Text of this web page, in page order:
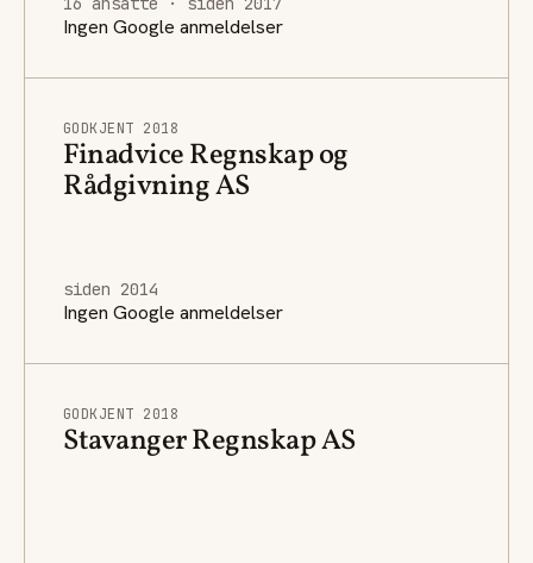
Ingen Google anmeldelser
GODKJENT 2018
Finadvice Regnskap og
Rådgivning AS
siden 2014
Ingen Google anmeldelser
GODKJENT 2018
Stavanger Regnskap AS